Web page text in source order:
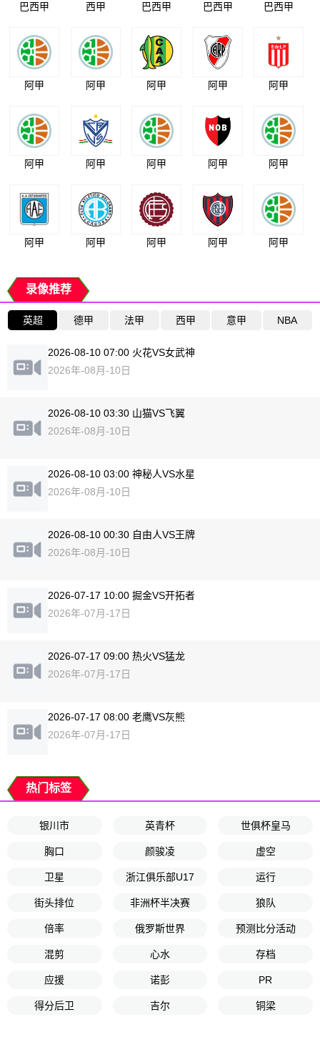
巴西甲 西甲 巴西甲 巴西甲 巴西甲
阿甲 阿甲 阿甲 阿甲 阿甲
阿甲 阿甲 阿甲 阿甲 阿甲
阿甲 阿甲 阿甲 阿甲 阿甲
录像推荐
英超 德甲 法甲 西甲 意甲 NBA
2026-08-10 07:00 火花VS女武神
2026年-08月-10日
2026-08-10 03:30 山猫VS飞翼
2026年-08月-10日
2026-08-10 03:00 神秘人VS水星
2026年-08月-10日
2026-08-10 00:30 自由人VS王牌
2026年-08月-10日
2026-07-17 10:00 掘金VS开拓者
2026年-07月-17日
2026-07-17 09:00 热火VS猛龙
2026年-07月-17日
2026-07-17 08:00 老鹰VS灰熊
2026年-07月-17日
热门标签
银川市 英青杯 世俱杯皇马
胸口 颜骏凌 虚空
卫星 浙江俱乐部U17 运行
街头排位 非洲杯半决赛 狼队
倍率 俄罗斯世界 预测比分活动
混剪 心水 存档
应援 诺彭 PR
得分后卫 吉尔 铜梁